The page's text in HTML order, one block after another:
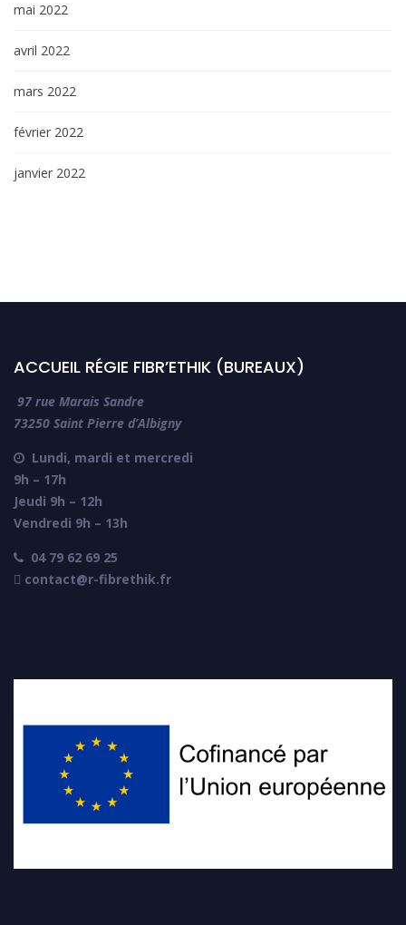
mai 2022
avril 2022
mars 2022
février 2022
janvier 2022
ACCUEIL RÉGIE FIBR’ETHIK (BUREAUX)
97 rue Marais Sandre
73250 Saint Pierre d’Albigny

Lundi, mardi et mercredi
9h – 17h
Jeudi 9h – 12h
Vendredi 9h – 13h

04 79 62 69 25
 contact@r-fibrethik.fr